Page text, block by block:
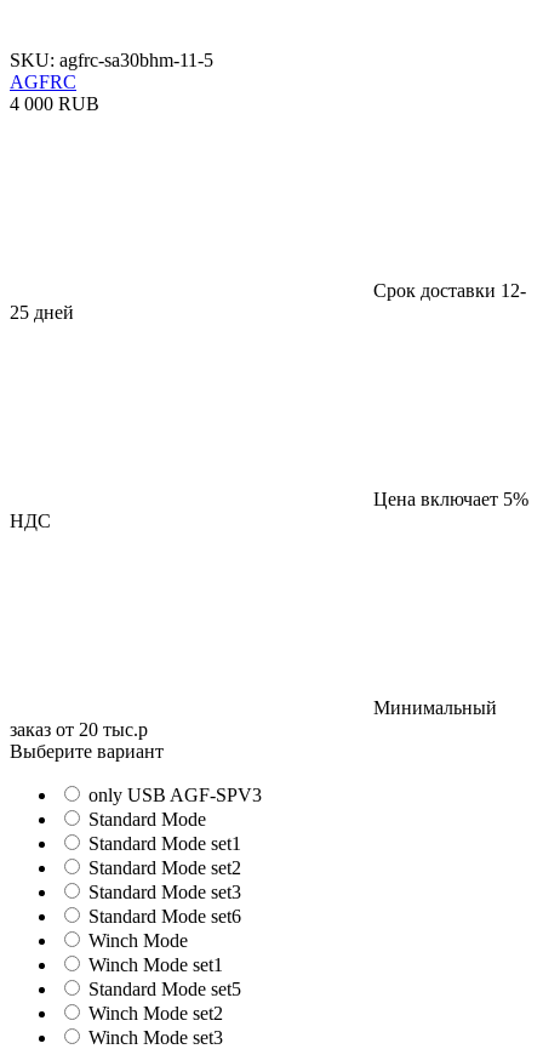
SKU: agfrc-sa30bhm-11-5
AGFRC
4 000 RUB
Срок доставки 12-
25 дней
Цена включает 5%
НДС
Минимальный
заказ от 20 тыс.р
Выберите вариант
only USB AGF-SPV3
Standard Mode
Standard Mode set1
Standard Mode set2
Standard Mode set3
Standard Mode set6
Winch Mode
Winch Mode set1
Standard Mode set5
Winch Mode set2
Winch Mode set3